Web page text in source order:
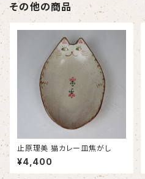
その他の商品
止原理美 猫カレー皿焦がし
¥4,400